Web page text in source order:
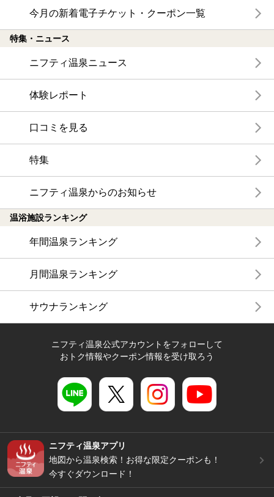
今月の新着電子チケット・クーポン一覧
特集・ニュース
ニフティ温泉ニュース
体験レポート
口コミを見る
特集
ニフティ温泉からのお知らせ
温浴施設ランキング
年間温泉ランキング
月間温泉ランキング
サウナランキング
ニフティ温泉公式アカウントをフォローして
おトク情報やクーポン情報を受け取ろう
ニフティ温泉アプリ
地図から温泉検索！お得な限定クーポンも！
今すぐダウンロード！